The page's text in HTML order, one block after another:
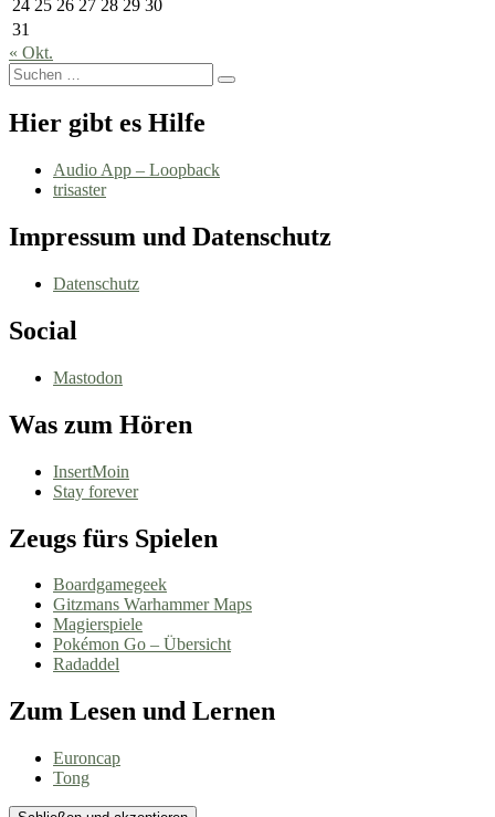
24 25 26 27 28 29 30
31
« Okt.
Suchen
nach:
Suchen
Hier gibt es Hilfe
Audio App – Loopback
trisaster
Impressum und Datenschutz
Datenschutz
Social
Mastodon
Was zum Hören
InsertMoin
Stay forever
Zeugs fürs Spielen
Boardgamegeek
Gitzmans Warhammer Maps
Magierspiele
Pokémon Go – Übersicht
Radaddel
Zum Lesen und Lernen
Euroncap
Tong